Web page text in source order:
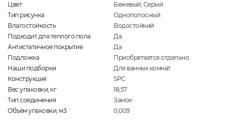
Цвет
Бежевый, Серый
Тип рисунка
Однополосный
Влагостойкость
Водостойкий
Подходит для теплого пола
Да
Антистатичное покрытие
Да
Подложка
Приобретается отдельно
Наши подборки
Для ванных комнат
Конструкция
SPC
Вес упаковки, кг
18,57
Тип соединения
Замок
Объём упаковки, м3
0,009